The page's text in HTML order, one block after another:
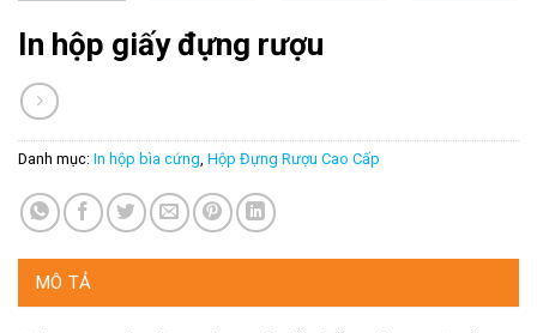
In hộp giấy đựng rượu
Danh mục: In hộp bìa cứng Hộp Đựng Rượu Cao Cấp
MÔ TẢ